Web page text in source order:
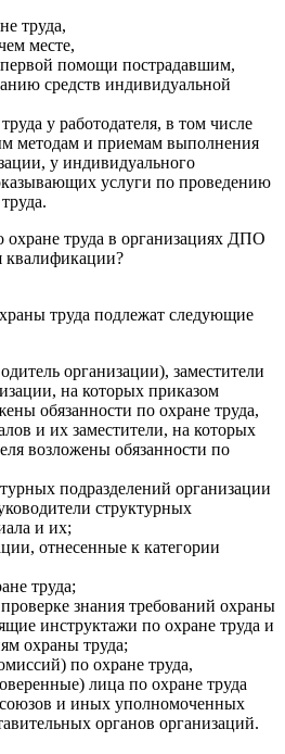
труда,
месте,
помощи пострадавшим,
средств индивидуальной
у работодателя, в том числе
методам и приемам выполнения
у индивидуального
услуги по проведению
охране труда в организациях ДПО
труда подлежат следующие
организации), заместители
на которых приказом
обязанности по охране труда,
и их заместители, на которых
возложены обязанности по
подразделений организации
структурных
и их;
отнесенные к категории
труда;
знания требований охраны
инструктажи по охране труда и
охраны труда;
по охране труда,
лица по охране труда
и иных уполномоченных
органов организаций.